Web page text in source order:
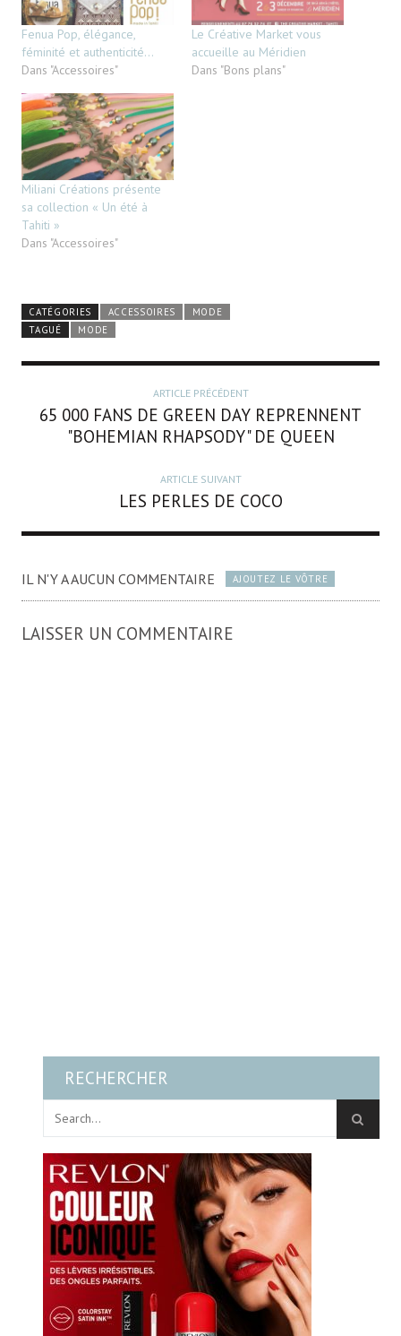
Fenua Pop, élégance,
féminité et authenticité…
Dans "Accessoires"
Le Créative Market vous
accueille au Méridien
Dans "Bons plans"
Miliani Créations présente
sa collection « Un été à
Tahiti »
Dans "Accessoires"
CATÉGORIES ACCESSOIRES
MODE
TAGUÉ
MODE
ARTICLE PRÉCÉDENT
65 000 FANS DE GREEN DAY REPRENNENT
"BOHEMIAN RHAPSODY" DE QUEEN
ARTICLE SUIVANT
LES PERLES DE COCO
IL N'Y A AUCUN COMMENTAIRE AJOUTEZ LE VÔTRE
LAISSER UN COMMENTAIRE
RECHERCHER